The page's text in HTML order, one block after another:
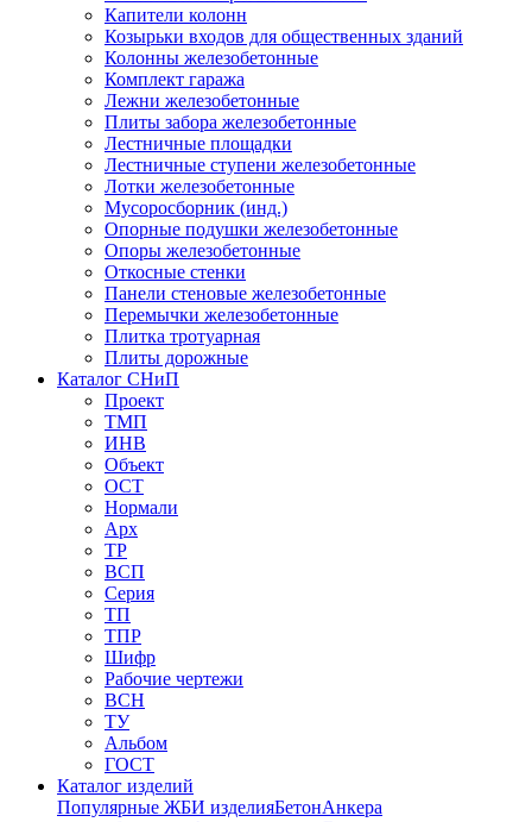
Капители колонн
Козырьки входов для общественных зданий
Колонны железобетонные
Комплект гаража
Лежни железобетонные
Плиты забора железобетонные
Лестничные площадки
Лестничные ступени железобетонные
Лотки железобетонные
Мусоросборник (инд.)
Опорные подушки железобетонные
Опоры железобетонные
Откосные стенки
Панели стеновые железобетонные
Перемычки железобетонные
Плитка тротуарная
Плиты дорожные
Каталог СНиП
Проект
ТМП
ИНВ
Объект
ОСТ
Нормали
Арх
ТР
ВСП
Серия
ТП
ТПР
Шифр
Рабочие чертежи
ВСН
ТУ
Альбом
ГОСТ
Каталог изделий
Популярные ЖБИ изделияБетонАнкера